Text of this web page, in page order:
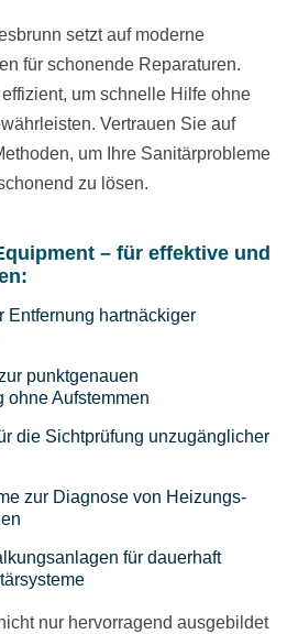
setzt auf moderne
für schonende Reparaturen.
um schnelle Hilfe ohne
Vertrauen Sie auf
um Ihre Sanitärprobleme
zu lösen.
– für effektive und
Entfernung hartnäckiger
punktgenauen
ohne Aufstemmen
die Sichtprüfung unzugänglicher
zur Diagnose von Heizungs-
für dauerhaft
nur hervorragend ausgebildet